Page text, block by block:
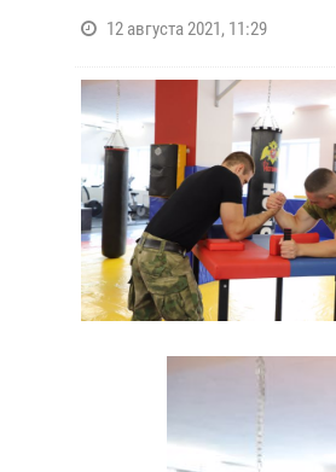
12 августа 2021, 11:29